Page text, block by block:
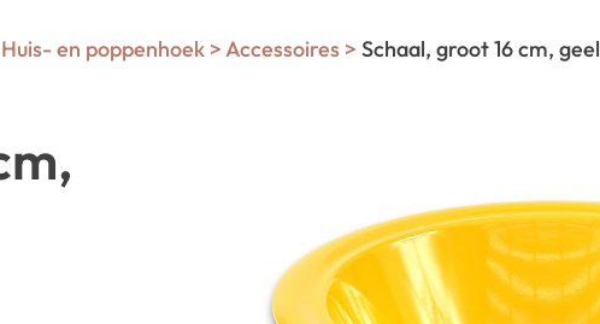
Huis- en poppenhoek >Accessoires > Schaal, groot 16 cm, geel